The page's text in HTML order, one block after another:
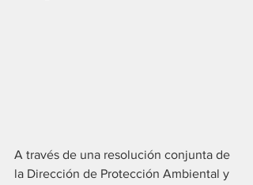
A través de una resolución conjunta de
la Dirección de Protección Ambiental y